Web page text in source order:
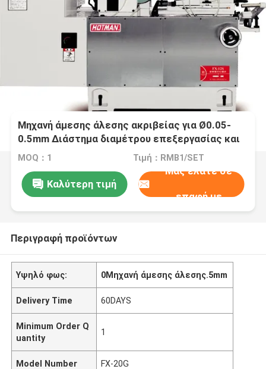
Μηχανή άμεσης άλεσης ακριβείας για Ø0.05-
0.5mm Διάστημα διαμέτρου επεξεργασίας και
ταχύτητα σπείρας τροχού αλέσεως 3000rpm
MOQ：1 Τιμή：RMB1/SET
Καλύτερη τιμή
Μας ελάτε σε
επαφή με
Περιγραφή προϊόντων
Υψηλό φως: 0Μηχανή άμεσης άλεσης.5mm
Delivery Time 60DAYS
Minimum Order Q
uantity
1
Model Number FX-20G